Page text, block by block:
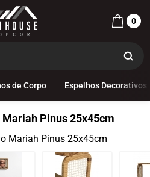
0
de Corpo Espelhos Decorativos
Pinus 25x45cm